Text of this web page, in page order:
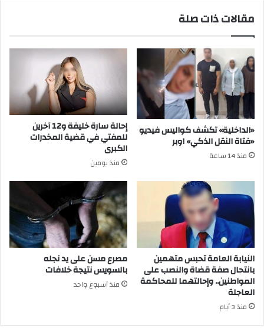
مقالات ذات صلة
«الداخلية» تكشف كواليس فيديو
«فتاة النقل الذكي» اوبر
منذ 14 ساعة
إحالة سارة خليفة و12 آخرين
للمفتي في قضية المخدرات
الكبرى
منذ يومين
النيابة العامة تحبس متهمين
بانتحال صفة قضاة والنصب على
المواطنين.. وإحالتهما للمحاكمة
العاجلة
منذ 3 أيام
مصرع مسن على يد نجله
بالسويس نتيجة خلافات
منذ أسبوع واحد